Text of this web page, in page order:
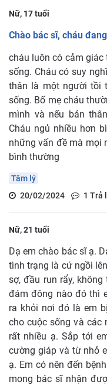
Nữ, 17 tuổi
Chào bác sĩ, cháu
cháu luôn có cảm
sống. Cháu có suy
thân là một người tồi
sống. Bố mẹ cháu
mình và nếu bản
Cháu ngủ nhiều hơn
những vấn đề mà mọi
bình thường
Tâm lý
20/02/2024
1 Trả
Nữ, 21 tuổi
Dạ em chào bác sĩ ạ.
tình trạng là cứ ngồi
sợ, đầu run rẩy,
đám đông nào đó thì
ra khỏi nơi đó là em
cho cuộc sống và các
rất nhiều ạ. Sắp tới
cường giáp và từ nhỏ
ạ. Em có nên đến
mong bác sĩ nhận